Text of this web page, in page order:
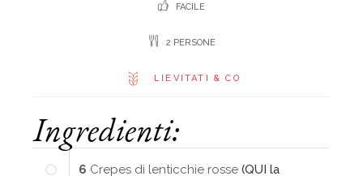
FACILE
2 PERSONE
LIEVITATI & CO
Ingredienti:
6 Crepes di lenticchie rosse(QUI la